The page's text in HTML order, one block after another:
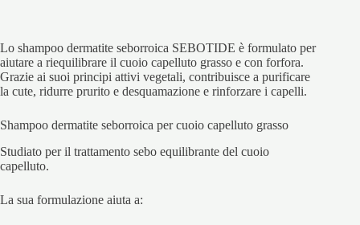
Lo shampoo dermatite seborroica SEBOTIDE è formulato per
aiutare a riequilibrare il cuoio capelluto grasso e con forfora.
Grazie ai suoi principi attivi vegetali, contribuisce a purificare
la cute, ridurre prurito e desquamazione e rinforzare i capelli.
Shampoo dermatite seborroica per cuoio capelluto grasso
Studiato per il trattamento sebo equilibrante del cuoio
capelluto.
La sua formulazione aiuta a: